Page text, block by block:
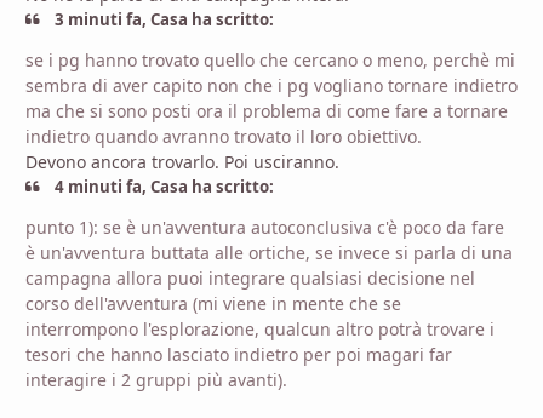
3 minuti fa, Casa ha scritto:
se i pg hanno trovato quello che cercano o meno, perchè mi
sembra di aver capito non che i pg vogliano tornare indietro
ma che si sono posti ora il problema di come fare a tornare
indietro quando avranno trovato il loro obiettivo.
Devono ancora trovarlo. Poi usciranno.
4 minuti fa, Casa ha scritto:
punto 1): se è un'avventura autoconclusiva c'è poco da fare
è un'avventura buttata alle ortiche, se invece si parla di una
campagna allora puoi integrare qualsiasi decisione nel
corso dell'avventura (mi viene in mente che se
interrompono l'esplorazione, qualcun altro potrà trovare i
tesori che hanno lasciato indietro per poi magari far
interagire i 2 gruppi più avanti).